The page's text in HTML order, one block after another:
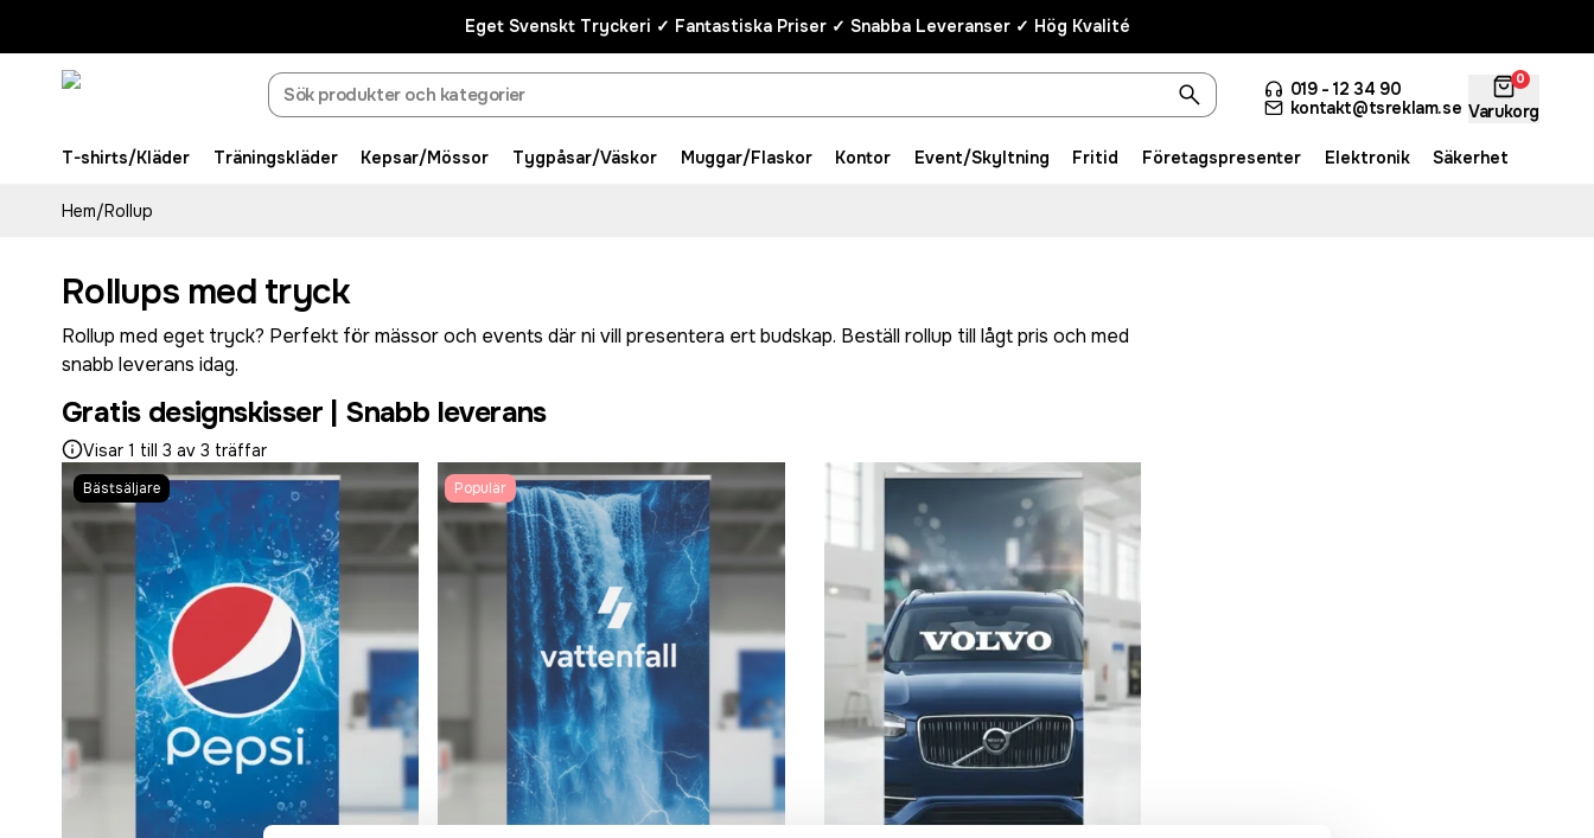
Eget Svenskt Tryckeri ✓ Fantastiska Priser ✓ Snabba Leveranser ✓ Hög Kvalité
019 - 12 34 90
kontakt@tsreklam.se
0
Varukorg
T-shirts/Kläder Träningskläder Kepsar/Mössor Tygpåsar/Väskor Muggar/Flaskor Kontor Event/Skyltning Fritid Företagspresenter Elektronik Säkerhet
Hem/Rollup
Rollups med tryck
Rollup med eget tryck? Perfekt för mässor och events där ni vill presentera ert budskap. Beställ rollup till lågt pris och med
snabb leverans idag.
Gratis designskisser | Snabb leverans
Visar 1 till 3 av 3 träffar
Bästsäljare Populär